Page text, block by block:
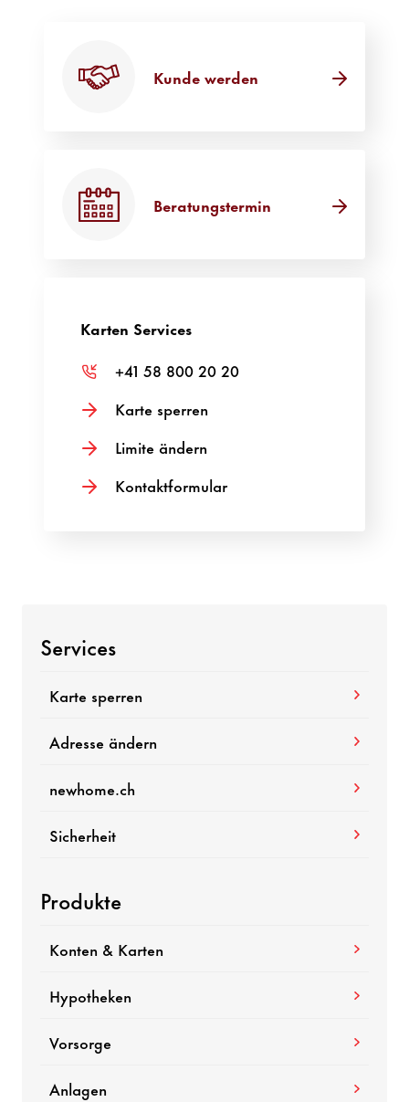
Kunde werden
Beratungstermin
Karten Services
+41 58 800 20 20
Karte sperren
Limite ändern
Kontaktformular
Services
Karte sperren
Adresse ändern
newhome.ch
Sicherheit
Produkte
Konten & Karten
Hypotheken
Vorsorge
Anlagen